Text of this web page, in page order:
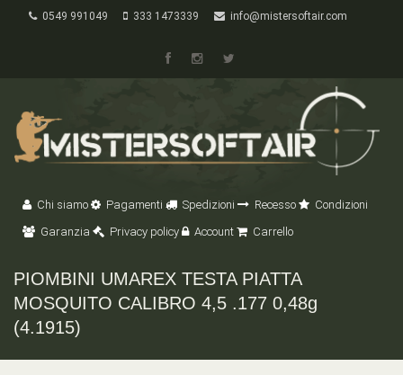
0549 991049 333 1473339 info@mistersoftair.com
Chi siamo Pagamenti Spedizioni Recesso
Condizioni
Garanzia
Privacy policy Account Carrello
PIOMBINI UMAREX TESTA PIATTA
MOSQUITO CALIBRO 4,5 .177 0,48g
(4.1915)